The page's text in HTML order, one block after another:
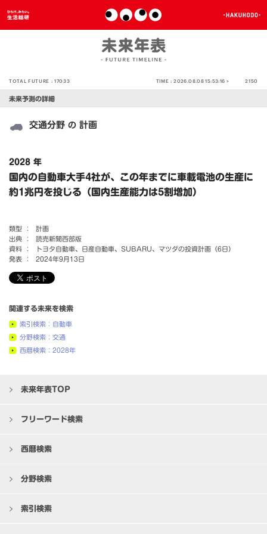
TOTAL FUTURE :17033 TIME :2026.08.08 15:53:16 > 2150
未来予測の詳細
交通分野 の 計画
2028 年
国内の自動車大手4社が、この年までに車載電池の生産に
約1兆円を投じる（国内生産能力は5割増加）
類型 ：
計画
出典 ：
読売新聞西部版
資料 ：
トヨタ自動車、日産自動車、SUBARU、マツダの投資計画（6日）
発表 ：
2024年9月13日
関連する未来を検索
索引検索：自動車
分野検索：交通
西暦検索：2028年
未来年表TOP
フリーワード検索
西暦検索
分野検索
索引検索